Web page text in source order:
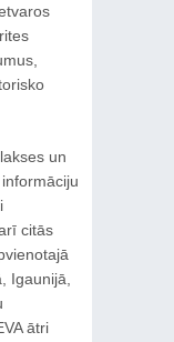
un
citās
Igaunijā,
ātri